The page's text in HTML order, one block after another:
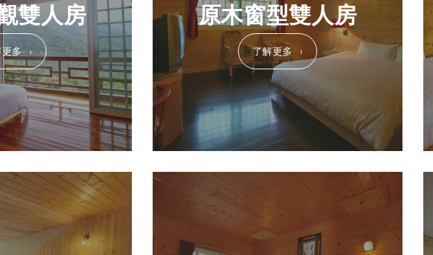
雙人房
多
原木窗型雙人房
了解更多